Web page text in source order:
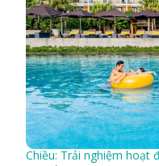
Chiều: Trải nghiệm hoạt